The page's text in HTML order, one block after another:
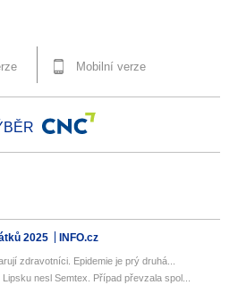
Mobilní verze
2025 INFO.cz
zdravotníci. Epidemie je prý druhá...
nesl Semtex. Případ převzala spol...